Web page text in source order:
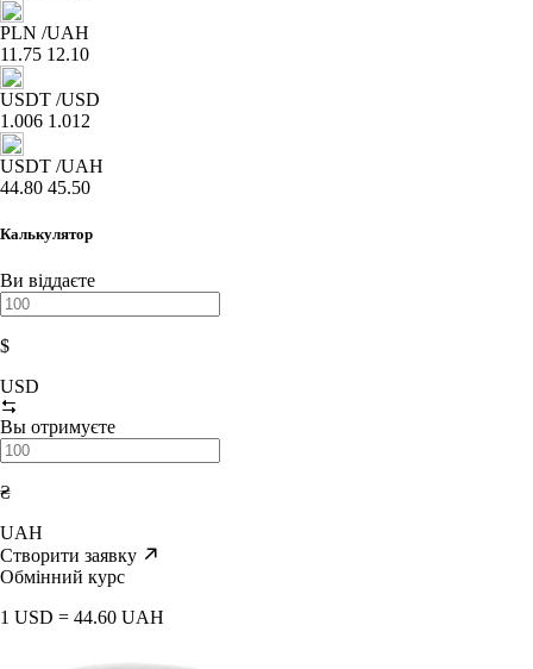
PLN /UAH
11.75 12.10
USDT /USD
1.006 1.012
USDT /UAH
44.80 45.50
Калькулятор
Ви віддаєте
$
USD
Вы отримуєте
₴
UAH
Створити заявку
Обмінний курс
1 USD = 44.60 UAH